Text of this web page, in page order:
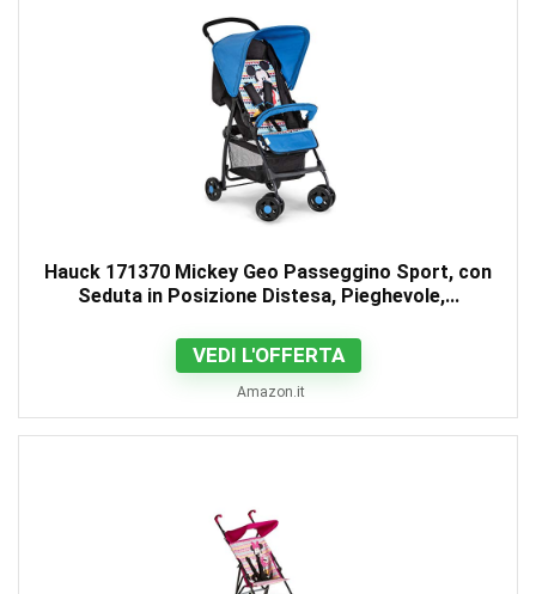
Hauck 171370 Mickey Geo Passeggino Sport, con
Seduta in Posizione Distesa, Pieghevole,...
VEDI L'OFFERTA
Amazon.it